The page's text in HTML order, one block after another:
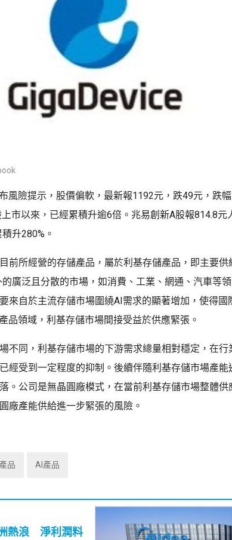
風險提示，股價偏軟，最新報1192元，跌49元，跌
市以來，已經累積升逾6倍。兆易創新A股報814.8元
升280%。
前所經營的存儲產品，屬於利基存儲產品，即主要供
廣泛且分散的市場，如消費、工業、網通、汽車等
來自於主流存儲市場圍繞AI需求的顯著增加，使得國
品領域，利基存儲市場間接受益於供應緊張。
不同，利基存儲市場的下游需求總量相對穩定，在行
經受到一定程度的抑制。後續伴隨利基存儲市場產能
。公司是無晶圓廠模式，在當前利基存儲市場整體供
廠產能供給進一步緊張的風險。
品 AI產品
熱浪 淨利潤料